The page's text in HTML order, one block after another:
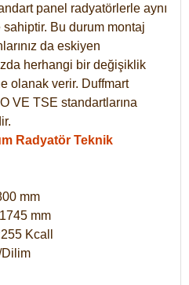
panel radyatörlerle aynı
Bu durum montaj
da eskiyen
herhangi bir değişiklik
olanak verir. Duffmart
VE TSE standartlarına
Radyatör Teknik
mm
mm
Kcall
Dilim